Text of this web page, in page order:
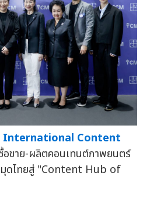
International Content
ขาย-ผลิตคอนเทนต์ภาพยนตร์
มุดไทยสู่ "Content Hub of